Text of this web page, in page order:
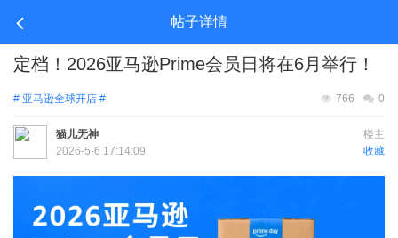
帖子详情
定档！2026亚马逊Prime会员日将在6月举行！
# 亚马逊全球开店 # 0
766
楼主
猫儿无神
收藏
2026-5-6 17:14:09